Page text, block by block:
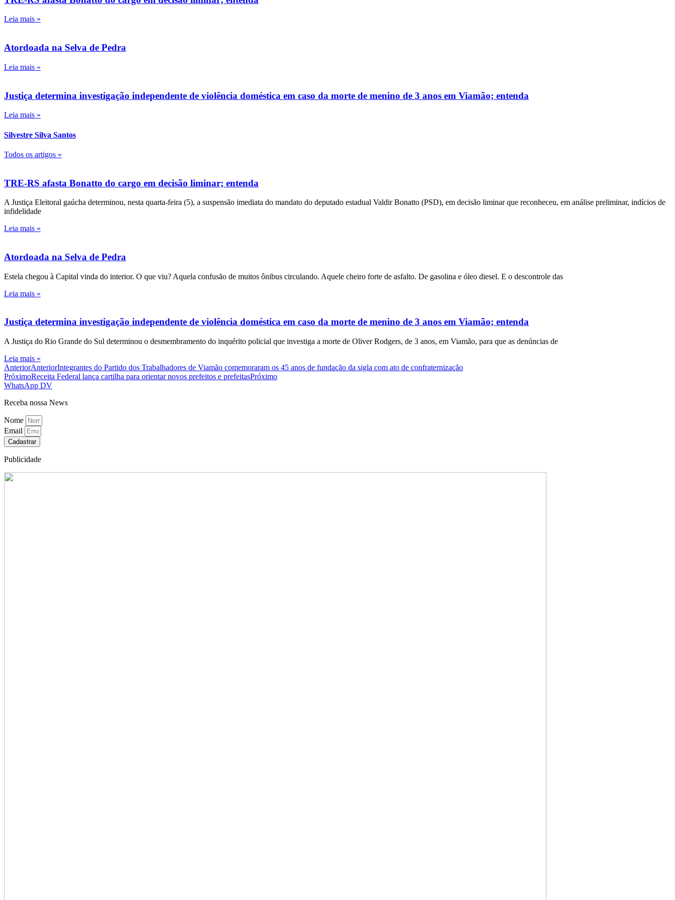
Leia mais »
Atordoada na Selva de Pedra
Leia mais »
Justiça determina investigação independente de violência doméstica em caso da morte de menino de 3 anos em Viamão; entenda
Leia mais »
Silvestre Silva Santos
Todos os artigos »
TRE-RS afasta Bonatto do cargo em decisão liminar; entenda
A Justiça Eleitoral gaúcha determinou, nesta quarta-feira (5), a suspensão imediata do mandato do deputado estadual Valdir Bonatto (PSD), em decisão liminar que reconheceu, em análise preliminar, indícios de
infidelidade
Leia mais »
Atordoada na Selva de Pedra
Estela chegou à Capital vinda do interior. O que viu? Aquela confusão de muitos ônibus circulando. Aquele cheiro forte de asfalto. De gasolina e óleo diesel. E o descontrole das
Leia mais »
Justiça determina investigação independente de violência doméstica em caso da morte de menino de 3 anos em Viamão; entenda
A Justiça do Rio Grande do Sul determinou o desmembramento do inquérito policial que investiga a morte de Oliver Rodgers, de 3 anos, em Viamão, para que as denúncias de
Leia mais »
AnteriorAnteriorIntegrantes do Partido dos Trabalhadores de Viamão comemoraram os 45 anos de fundação da sigla com ato de confraternização
PróximoReceita Federal lança cartilha para orientar novos prefeitos e prefeitasPróximo
WhatsApp DV
Receba nossa News
Nome
Email
Cadastrar
Publicidade